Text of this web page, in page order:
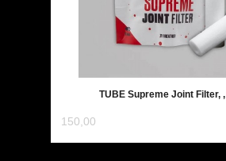
TUBE Supreme Joint Filter,
150,00